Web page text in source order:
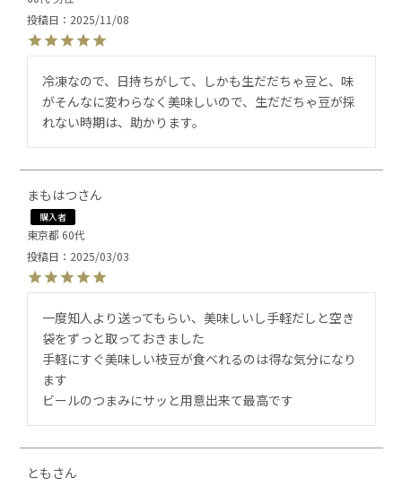
投稿日
2025/11/08
冷凍なので、日持ちがして、しかも生だだちゃ豆と、味
がそんなに変わらなく美味しいので、生だだちゃ豆が採
れない時期は、助かります。
まもはつ
購入者
東京都 60代
投稿日
2025/03/03
一度知人より送ってもらい、美味しいし手軽だしと空き
袋をずっと取っておきました
手軽にすぐ美味しい枝豆が食べれるのは得な気分になり
ます
ビールのつまみにサッと用意出来て最高です
とも